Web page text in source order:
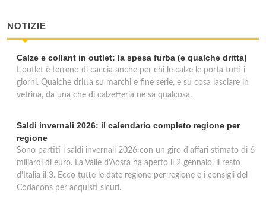
NOTIZIE
Calze e collant in outlet: la spesa furba (e qualche dritta)
L'outlet è terreno di caccia anche per chi le calze le porta tutti i
giorni. Qualche dritta su marchi e fine serie, e su cosa lasciare in
vetrina, da una che di calzetteria ne sa qualcosa.
Saldi invernali 2026: il calendario completo regione per
regione
Sono partiti i saldi invernali 2026 con un giro d'affari stimato di 6
miliardi di euro. La Valle d'Aosta ha aperto il 2 gennaio, il resto
d'Italia il 3. Ecco tutte le date regione per regione e i consigli del
Codacons per acquisti sicuri.